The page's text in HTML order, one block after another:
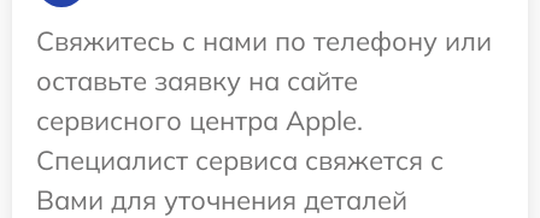
Свяжитесь с нами по телефону или
оставьте заявку на сайте
сервисного центра Apple.
Специалист сервиса свяжется с
Вами для уточнения деталей